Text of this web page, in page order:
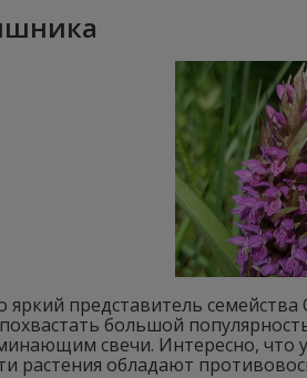
представитель
большой
свечи. Интересно, что
растения обладают